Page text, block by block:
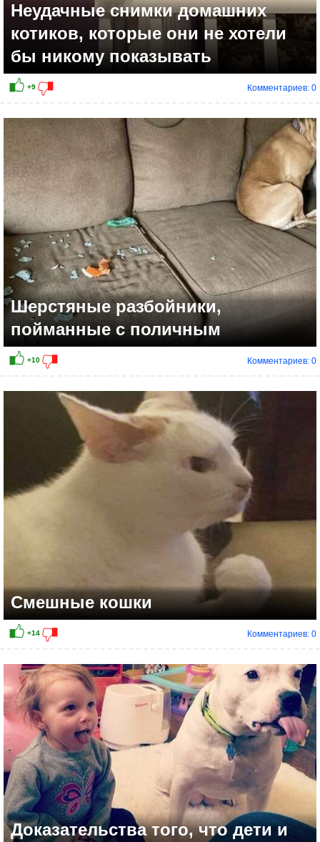
+9
Неудачные снимки домашних
котиков, которые они не хотели
бы никому показывать
Комментариев: 0
Шерстяные разбойники,
пойманные с поличным
Комментариев: 0
Смешные кошки
Комментариев: 0
Доказательства того, что дети и